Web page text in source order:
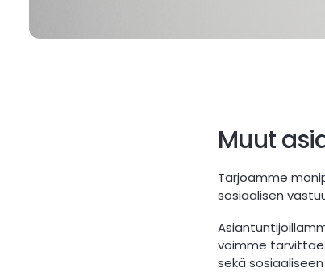
Muut
Tarjoamme
sosiaalisen
voimme
sekä